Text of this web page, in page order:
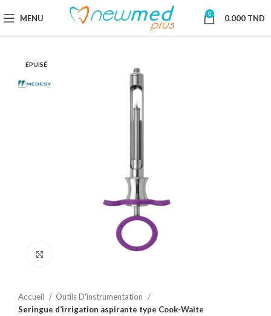
MENU 0 0.000 TND
ÉPUISÉ
Accueil
Outils D'instrumentation
Seringue d’irrigation aspirante type Cook-Waite